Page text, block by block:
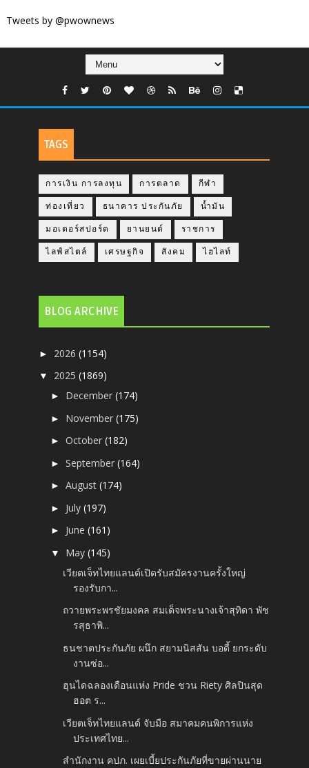
Tweets by @pwownews
TAGS
การเงิน การลงทุน การตลาด กีฬา
ท่องเที่ยว ธนาคาร ประกันภัย น้ำมัน
มอเตอร์สปอร์ต ยานยนต์ ราชการ
ไลฟ์สไตล์ เศรษฐกิจ สังคม ไฮไลท์
BLOG ARCHIVE
► 2026(1154)
▼ 2025(1869)
► December(174)
► November(175)
►October(182)
►September(164)
►August(174)
► July(197)
► June(161)
▼ May(145)
เวียตเจ็ทไทยแลนด์เปิดรับสมัครงานครั้งใหญ่
รองรับกา...
ถวายพระพรชัยมงคล สมเด็จพระนางเจ้าสุทิดา พัช
รสุธาพิ...
ธนชาตประกันภัย ผนึก สยามนิสสัน บอดี้ ยกระดับ
งานซ่อ...
ฮุนไดฉลองเดือนแห่ง Pride ชวน Riety ศิลปินสุด
ฮอต ร...
เวียตเจ็ทไทยแลนด์ จับมือ สมาคมคนพิการแห่ง
ประเทศไทย...
สำนักงาน คปภ. เผยเบี้ยประกันภัยที่ขายผ่านนาย